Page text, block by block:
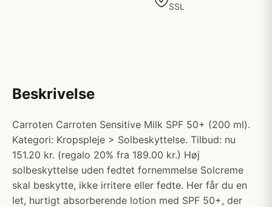
SSL
Beskrivelse
Carroten Carroten Sensitive Milk SPF 50+ (200 ml).
Kategori: Kropspleje > Solbeskyttelse. Tilbud: nu
151.20 kr. (regalo 20% fra 189.00 kr.) Høj
solbeskyttelse uden fedtet fornemmelse Solcreme
skal beskytte, ikke irritere eller fedte. Her får du en
let, hurtigt absorberende lotion med SPF 50+, der